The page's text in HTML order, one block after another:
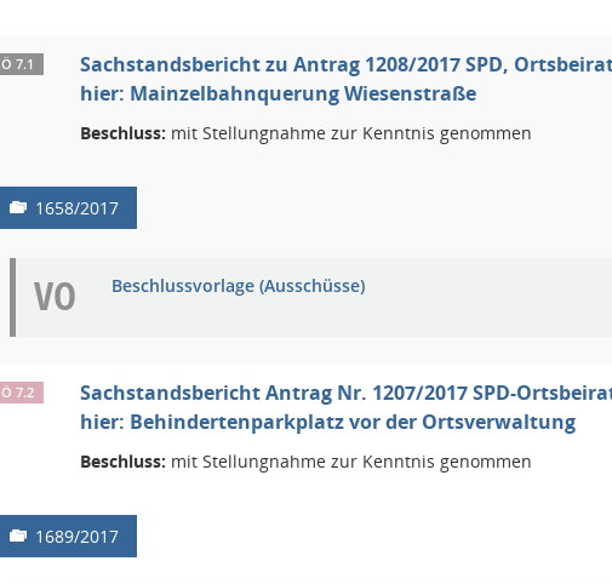
Ö 7.1
Sachstandsbericht zu Antrag 1208/2017 SPD,
hier: Mainzelbahnquerung Wiesenstraße
Beschluss: mit Stellungnahme zur Kenntnis genommen
1658/2017
VO Beschlussvorlage (Ausschüsse)
Ö 7.2
Sachstandsbericht Antrag Nr. 1207/2017 SPD-
hier: Behindertenparkplatz vor der Ortsverwaltung
Beschluss: mit Stellungnahme zur Kenntnis genommen
1689/2017